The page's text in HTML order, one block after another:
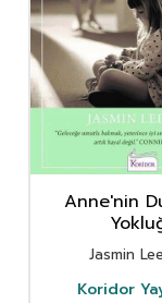
Anne'nin
Jasmin
Koridor